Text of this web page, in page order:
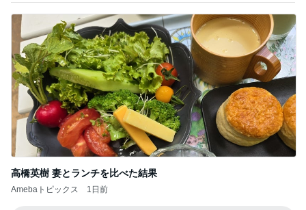
高橋英樹 妻とランチを比べた結果
Amebaトピックス 1日前